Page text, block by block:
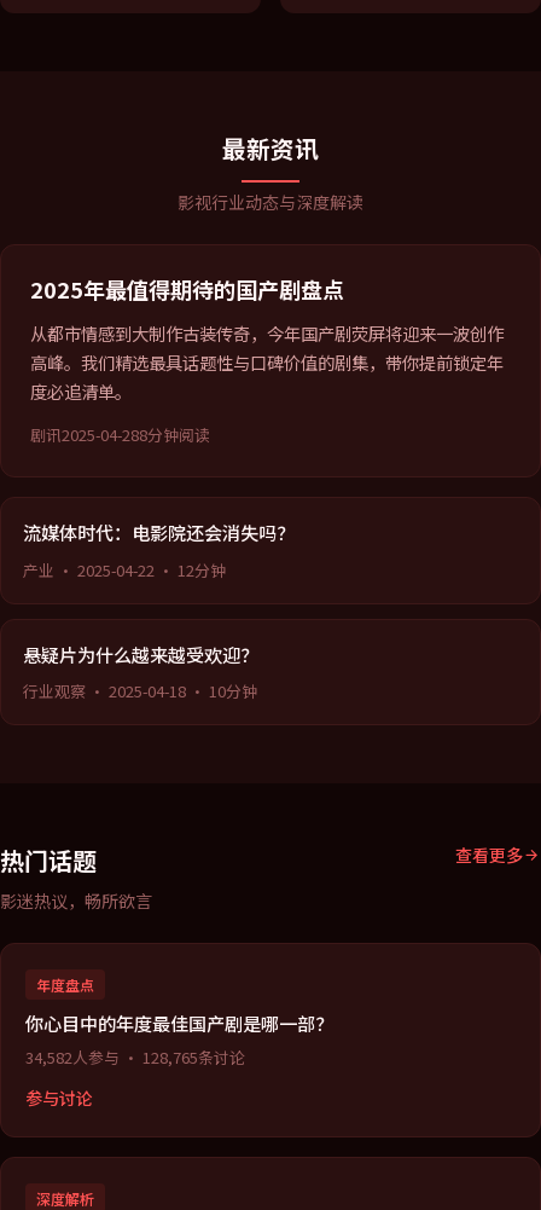
最新资讯
影视行业动态与深度解读
2025年最值得期待的国产剧盘点
从都市情感到大制作古装传奇，今年国产剧荧屏将迎来一波创作
高峰。我们精选最具话题性与口碑价值的剧集，带你提前锁定年
度必追清单。
剧讯2025-04-288分钟阅读
流媒体时代：电影院还会消失吗？
产业 · 2025-04-22 · 12分钟
悬疑片为什么越来越受欢迎？
行业观察· 2025-04-18· 10分钟
热门话题
影迷热议，畅所欲言
查看更多
年度盘点
你心目中的年度最佳国产剧是哪一部？
34,582人参与 · 128,765条讨论
参与讨论
深度解析